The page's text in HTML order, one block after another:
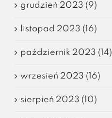
grudzień 2023 (9)
listopad 2023 (16)
październik 2023 (14)
wrzesień 2023 (16)
sierpień 2023 (10)